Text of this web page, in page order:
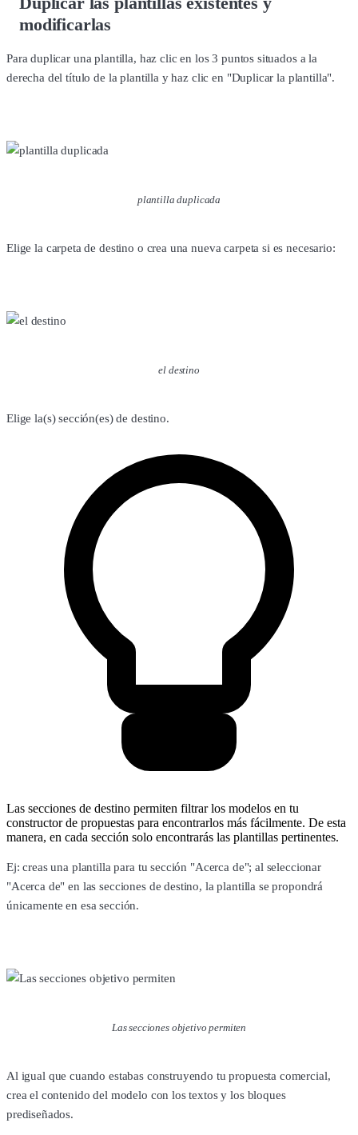
modificarlas
Para duplicar una plantilla, haz clic en los 3 puntos situados a la
derecha del título de la plantilla y haz clic en "Duplicar la plantilla".
plantilla duplicada
Elige la carpeta de destino o crea una nueva carpeta si es necesario:
el destino
Elige la(s) sección(es) de destino.
Las secciones de destino permiten filtrar los modelos en tu
constructor de propuestas para encontrarlos más fácilmente. De esta
manera, en cada sección solo encontrarás las plantillas pertinentes.
Ej: creas una plantilla para tu sección "Acerca de"; al seleccionar
"Acerca de" en las secciones de destino, la plantilla se propondrá
únicamente en esa sección.
Las secciones objetivo permiten
Al igual que cuando estabas construyendo tu propuesta comercial,
crea el contenido del modelo con los textos y los bloques
prediseñados.